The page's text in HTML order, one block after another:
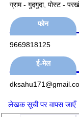
ग्राम - गुदगुदा, पोस्ट -
फोन
9669818125
ई-मेल
लेखक सूची पर वापस जाएँ